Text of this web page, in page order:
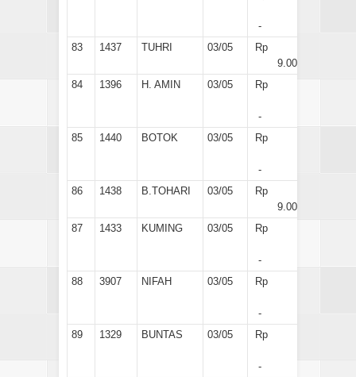
-
83
1437 TUHRI 03/05
Rp
9.000
84
1396 H. AMIN 03/05 Rp
-
85
1440 BOTOK 03/05 Rp
-
86
1438 B.TOHARI 03/05
Rp
9.000
87
1433 KUMING 03/05 Rp
-
88
3907 NIFAH 03/05 Rp
-
89
1329 BUNTAS 03/05 Rp
-